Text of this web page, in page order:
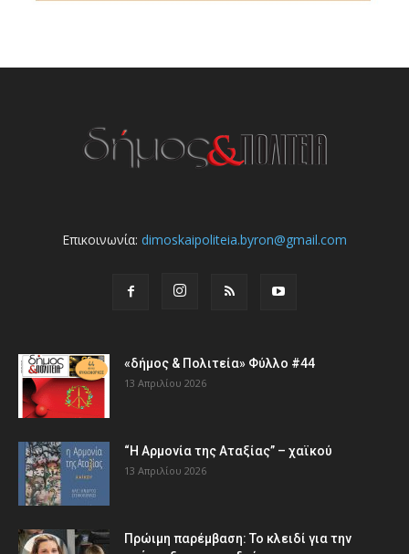
Επικοινωνία: dimoskaipoliteia.byron@gmail.com
«δήμος & Πολιτεία» Φύλλο #44
13 Απριλίου 2026
“Η Αρμονία της Αταξίας” – χαϊκού
13 Απριλίου 2026
Πρώιμη παρέμβαση: Το κλειδί για την